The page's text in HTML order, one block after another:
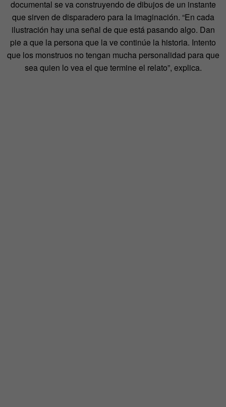
documental se va construyendo de dibujos de un instante
que sirven de disparadero para la imaginación. “En cada
ilustración hay una señal de que está pasando algo. Dan
pie a que la persona que la ve continúe la historia. Intento
que los monstruos no tengan mucha personalidad para que
sea quien lo vea el que termine el relato”, explica.